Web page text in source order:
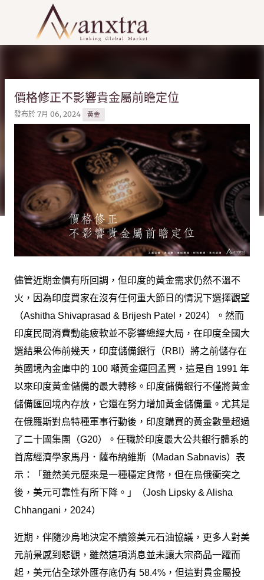
跳到主要內容
價格修正不影響貴金屬前瞻定位
發布於 7月 06, 2024 黃金
儘管近期金價有所回調，但印度的黃金需求仍然不溫不
火，因為印度買家在沒有任何重大節日的情況下選擇觀望
（Ashitha Shivaprasad & Brijesh Patel，2024）。然而
印度民間消費動能疲軟並不影響總經大局，在印度全國大
選結果公佈前幾天，印度儲備銀行（RBI）將之前儲存在
英國境內金庫中的 100 噸黃金運回孟買，這是自 1991 年
以來印度黃金儲備的最大轉移。印度儲備銀行不僅將黃金
儲備匯回境內存放，它還在努力增加黃金儲備量。尤其是
在俄羅斯對烏特種軍事行動後，印度購買的黃金數量超過
了二十國集團（G20）。任職於印度最大公共銀行體系的
首席經濟學家馬丹．薩布納維斯（Madan Sabnavis）表
示：「雖然美元歷來是一種穩定貨幣，但在烏俄衝突之
後，美元可靠性有所下降。」（Josh Lipsky & Alisha
Chhangani，2024）
近期，伴隨沙烏地決定不續簽美元石油協議，更多人對美
元前景感到悲觀，雖然這項消息並未讓大宗商品一躍而
起，美元佔全球外匯存底仍有 58.4%，但這對貴金屬投